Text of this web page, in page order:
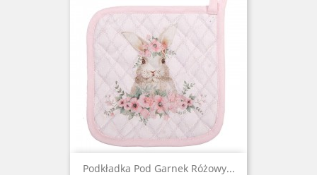
Podkładka Pod Garnek Różowy...